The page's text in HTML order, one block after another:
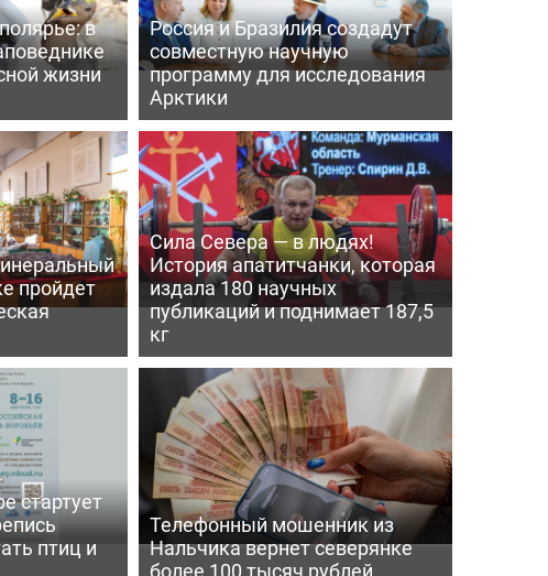
в
жизни
Россия и Бразилия создадут
совместную научную
программу для исследования
Арктики
пройдет
Сила Севера — в людях!
История апатитчанки, которая
издала 180 научных
публикаций и поднимает 187,5
кг
стартует
птиц и
Телефонный мошенник из
Нальчика вернет северянке
более 100 тысяч рублей